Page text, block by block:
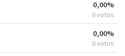
0,00%
0 votos
0,00%
0 votos